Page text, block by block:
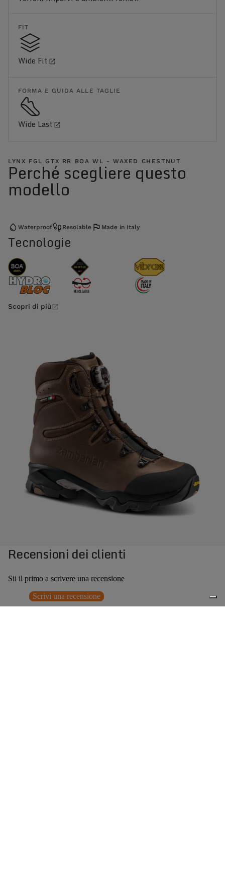
FIT
Wide Fit
FORMA E GUIDA ALLE TAGLIE
Wide Last
LYNX FGL GTX RR BOA WL - WAXED CHESTNUT
Perché scegliere questo
modello
Waterproof Resolable Made in Italy
Tecnologie
Scopri di più
Recensioni dei clienti
Sii il primo a scrivere una recensione
Scrivi una recensione